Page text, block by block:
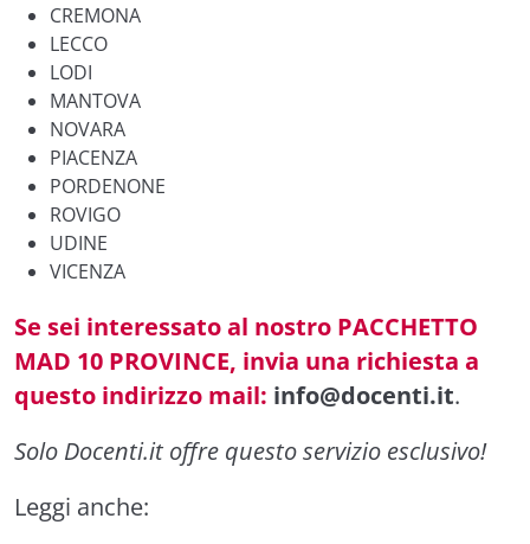
CREMONA
LECCO
LODI
MANTOVA
NOVARA
PIACENZA
PORDENONE
ROVIGO
UDINE
VICENZA
Se sei interessato al nostro PACCHETTO
MAD 10 PROVINCE, invia una richiesta a
questo indirizzo mail: info@docenti.it.
Solo Docenti.it offre questo servizio esclusivo!
Leggi anche: